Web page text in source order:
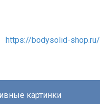
https://bodysolid-shop.ru/
картинки